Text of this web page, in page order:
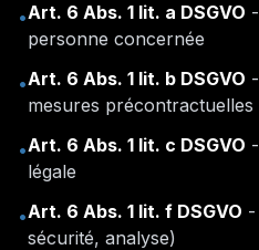
•Art. 6 Abs. 1 lit. a DSGVO -
personne concernée
•Art. 6 Abs. 1 lit. b DSGVO -
mesures précontractuelles
•Art. 6 Abs. 1 lit. c DSGVO -
légale
•Art. 6 Abs. 1 lit. f DSGVO -
sécurité, analyse)